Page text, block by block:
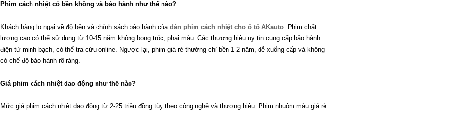
Phim cách nhiệt có bền không và bảo hành như thế nào?
Khách hàng lo ngại về độ bền và chính sách bảo hành của dán phim cách nhiệt cho ô tô AKauto. Phim chất
lượng cao có thể sử dụng từ 10-15 năm không bong tróc, phai màu. Các thương hiệu uy tín cung cấp bảo hành
điện tử minh bạch, có thể tra cứu online. Ngược lại, phim giá rẻ thường chỉ bền 1-2 năm, dễ xuống cấp và không
có chế độ bảo hành rõ ràng.
Giá phim cách nhiệt dao động như thế nào?
Mức giá phim cách nhiệt dao động từ 2-25 triệu đồng tùy theo công nghệ và thương hiệu. Phim nhuộm màu giá rẻ